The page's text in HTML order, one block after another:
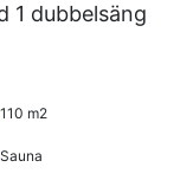
1 dubbelsäng
110 m2
Sauna